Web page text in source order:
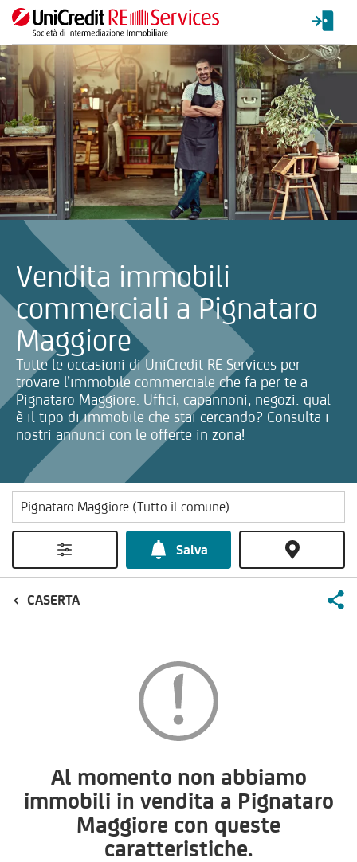
Vendita immobili
commerciali a Pignataro
Maggiore
Tutte le occasioni di UniCredit RE Services per
trovare l’immobile commerciale che fa per te a
Pignataro Maggiore. Uffici, capannoni, negozi: qual
è il tipo di immobile che stai cercando? Consulta i
nostri annunci con le offerte in zona!
La ricerca verrà inviata automaticamente alla selezione delle
Salva
CASERTA
Al momento non abbiamo
immobili in vendita a Pignataro
Maggiore con queste
caratteristiche.